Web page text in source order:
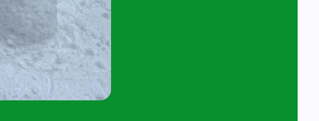
kijk- en speelochtend op woensdag 10
tot 10:15 uur.
een e-mail aan